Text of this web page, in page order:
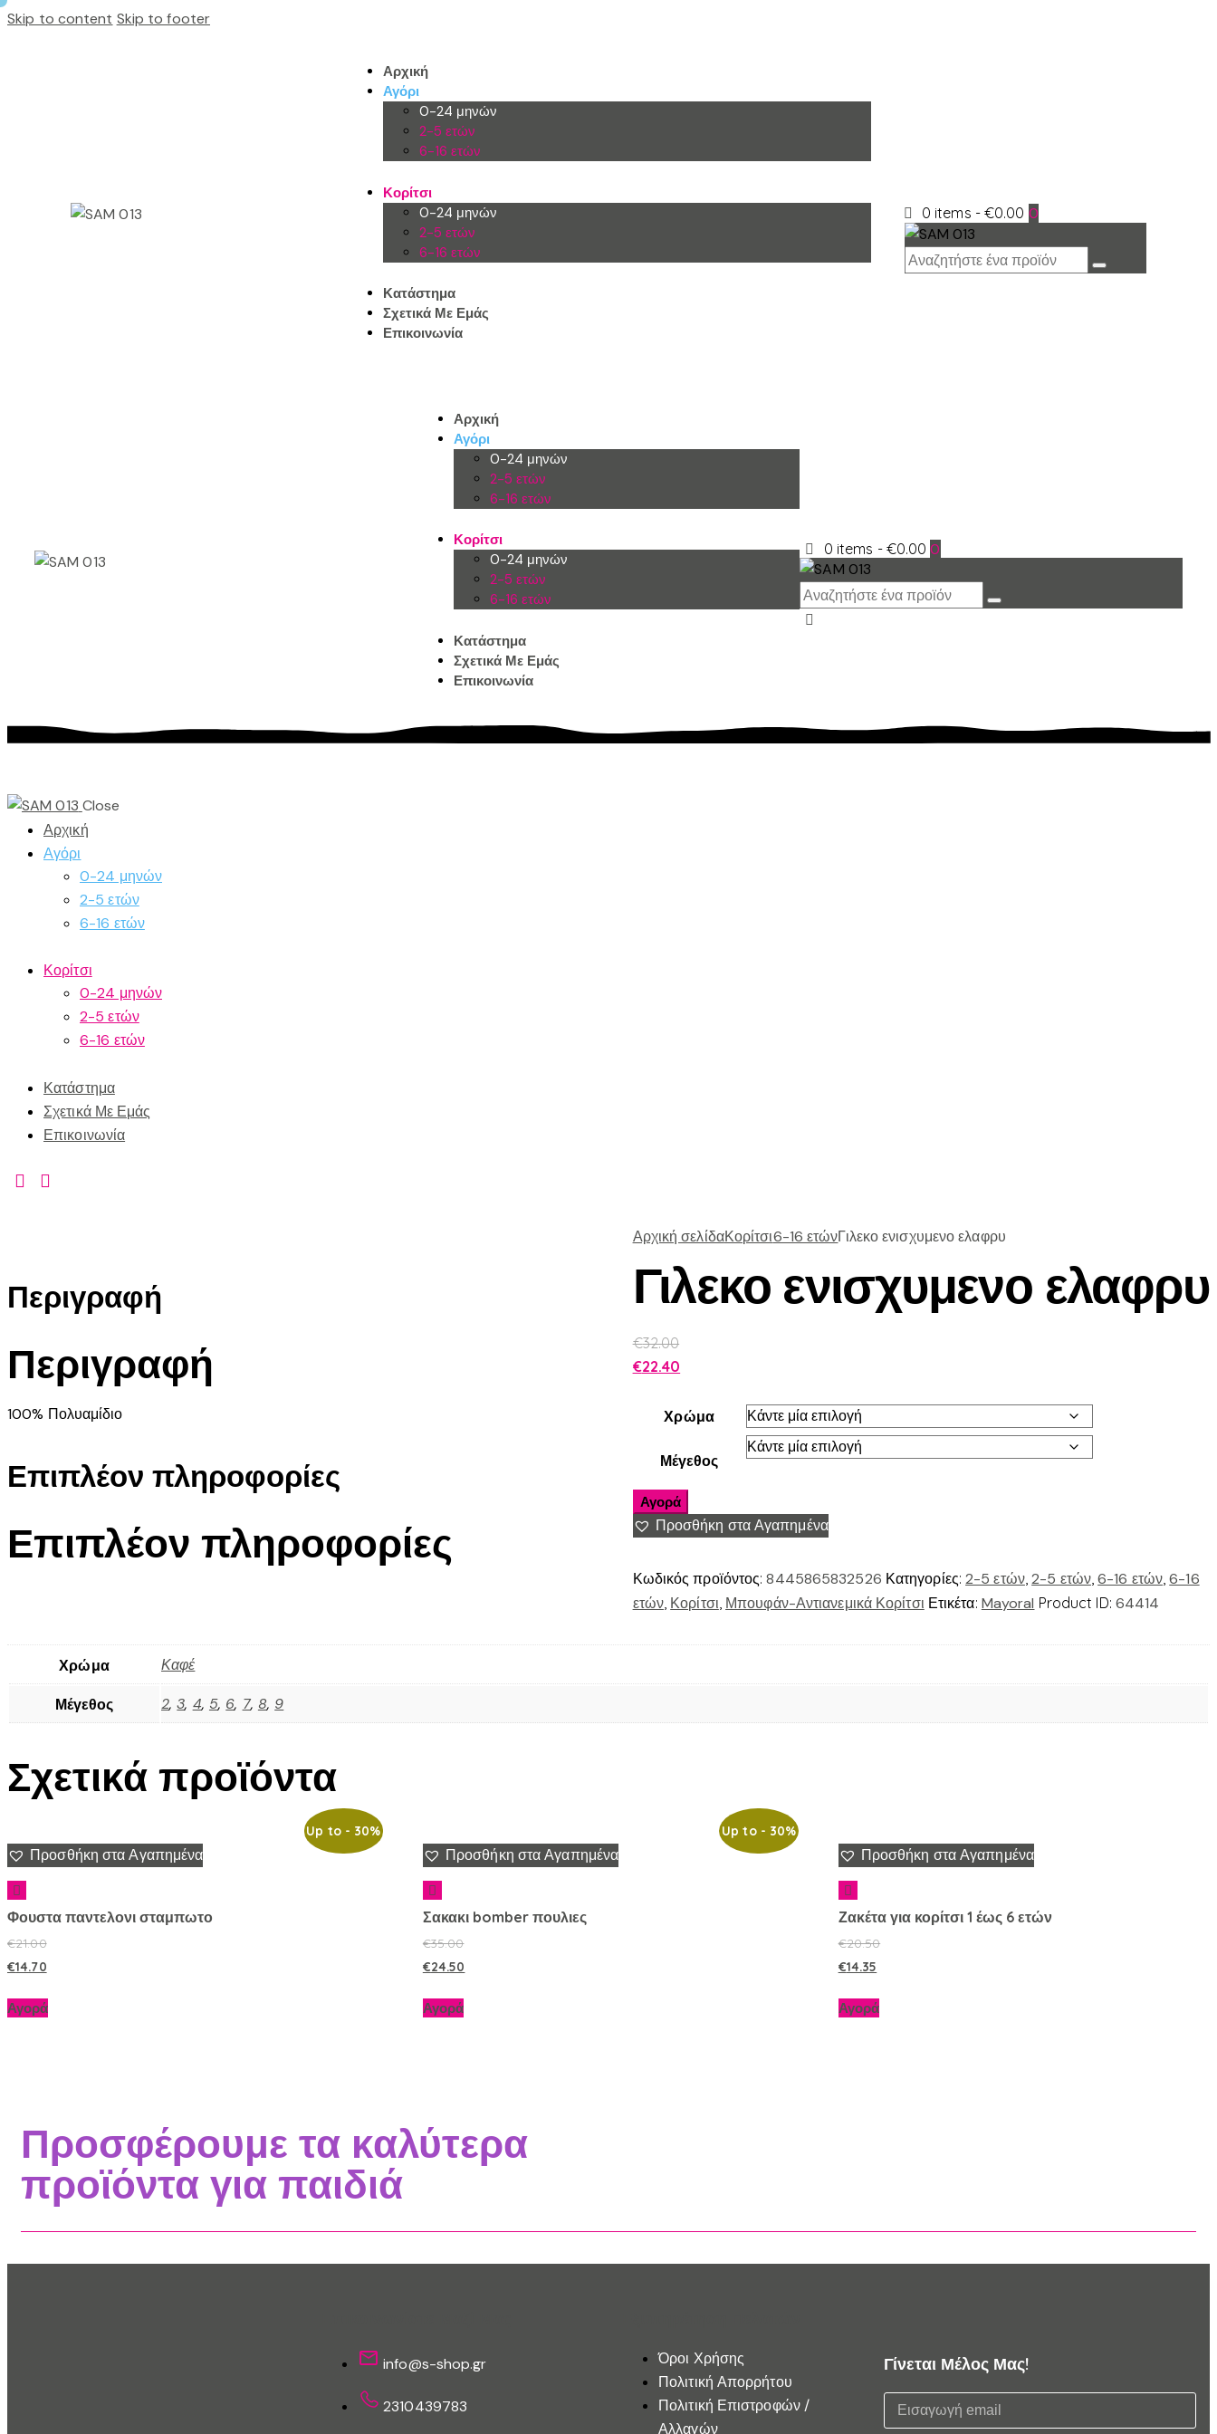
Skip to content Skip to footer
Αρχική
Αγόρι
0-24 μηνών
2-5 ετών
6-16 ετών
Κορίτσι
0-24 μηνών
2-5 ετών
6-16 ετών
Κατάστημα
Σχετικά Με Εμάς
Επικοινωνία
0 items - €0.00 0
Αρχική
Αγόρι
0-24 μηνών
2-5 ετών
6-16 ετών
Κορίτσι
0-24 μηνών
2-5 ετών
6-16 ετών
Κατάστημα
Σχετικά Με Εμάς
Επικοινωνία
0 items - €0.00 0
Close
Αρχική
Αγόρι
0-24 μηνών
2-5 ετών
6-16 ετών
Κορίτσι
0-24 μηνών
2-5 ετών
6-16 ετών
Κατάστημα
Σχετικά Με Εμάς
Επικοινωνία
Αρχική σελίδαΚορίτσι6-16 ετώνΓιλεκο ενισχυμενο ελαφρυ
Γιλεκο ενισχυμενο ελαφρυ
€32.00
€22.40
Χρώμα
Μέγεθος
Αγορά
Προσθήκη στα Αγαπημένα
Κωδικός προϊόντος:8445865832526 Κατηγορίες:2-5 ετών,2-5 ετών,6-16 ετών ,6-16
ετών, Κορίτσι Μπουφάν-Αντιανεμικά Κορίτσι Ετικέτα: Mayoral Product ID: 64414
Περιγραφή
Περιγραφή
100% Πολυαμίδιο
Επιπλέον πληροφορίες
Επιπλέον πληροφορίες
Χρώμα Καφέ
Μέγεθος 2,3, 4, 5, 6, 7, 8, 9
Σχετικά προϊόντα
Up to- 30%
Προσθήκη στα Αγαπημένα
Φουστα παντελονι σταμπωτο
€21.00
€14.70
Αγορά
Up to- 30%
Προσθήκη στα Αγαπημένα
Σακακι bomber πουλιες
€35.00
€24.50
Αγορά
Προσθήκη στα Αγαπημένα
Ζακέτα για κορίτσι 1 έως 6 ετών
€20.50
€14.35
Αγορά
Προσφέρουμε τα καλύτερα
προϊόντα για παιδιά
info@s-shop.gr
2310439783
Όροι Χρήσης
Πολιτική Απορρήτου
Πολιτική Επιστροφών /
Αλλαγών
Γίνεται Μέλος Μας!